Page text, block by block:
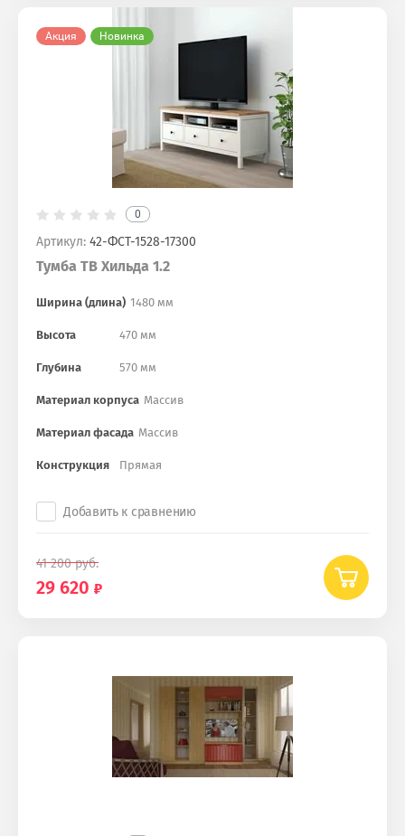
Акция Новинка
0
Артикул: 42-ФСТ-1528-17300
Тумба ТВ Хильда 1.2
Ширина (длина) 1480 мм
Высота 470 мм
Глубина 570 мм
Материал корпуса Массив
Материал фасада Массив
Конструкция Прямая
Добавить к сравнению
41 200руб.
29 620